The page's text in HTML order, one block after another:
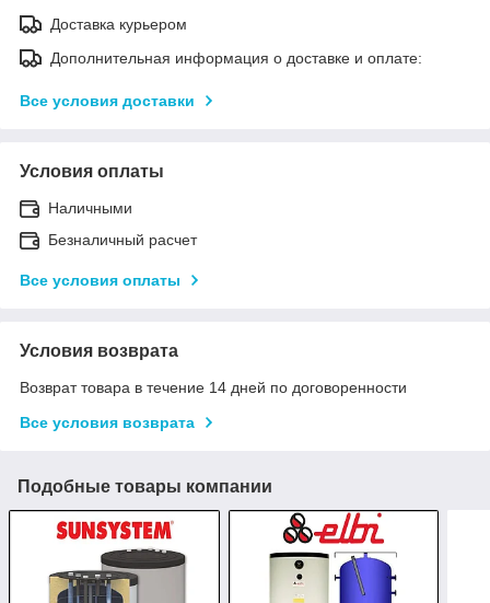
Доставка курьером
Дополнительная информация о доставке и оплате:
Все условия доставки
Условия оплаты
Наличными
Безналичный расчет
Все условия оплаты
Условия возврата
Возврат товара в течение 14 дней по договоренности
Все условия возврата
Подобные товары компании